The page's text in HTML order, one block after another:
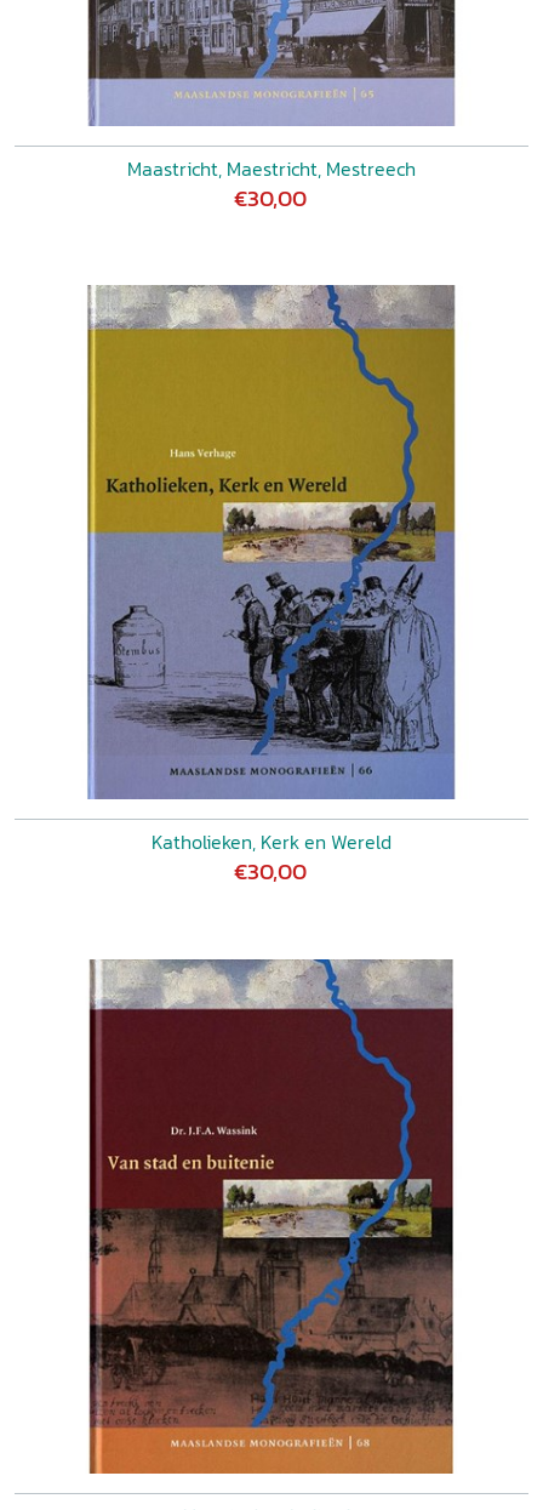
Maastricht, Maestricht, Mestreech
€30,00
Katholieken, Kerk en Wereld
€30,00